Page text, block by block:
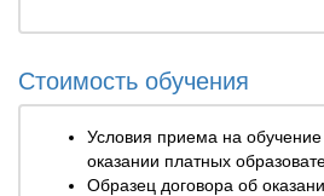
Стоимость обучения
Условия приема на
оказании платных
Образец договора об